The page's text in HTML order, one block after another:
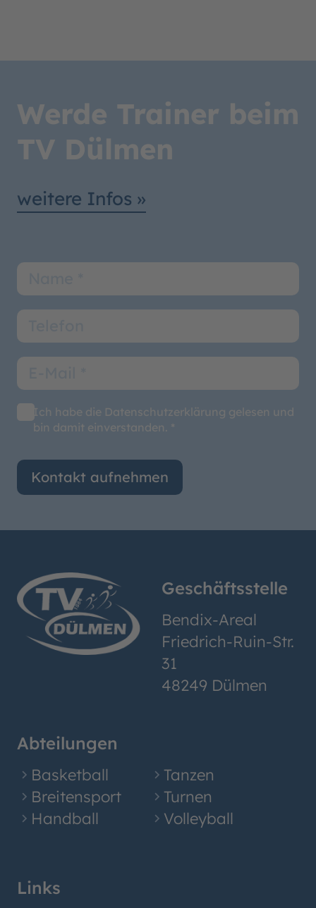
Werde Trainer beim
TV Dülmen
weitere Infos »
Ich habe die Datenschutzerklärung gelesen und
bin damit einverstanden. *
Kontakt aufnehmen
Geschäftsstelle
Bendix-Areal
Friedrich-Ruin-Str.
31
48249 Dülmen
Abteilungen
Basketball
Breitensport
Handball
Tanzen
Turnen
Volleyball
Links